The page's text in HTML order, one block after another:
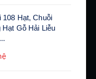
108 Hạt, Chuỗi
Hạt Gỗ Hải Liễu